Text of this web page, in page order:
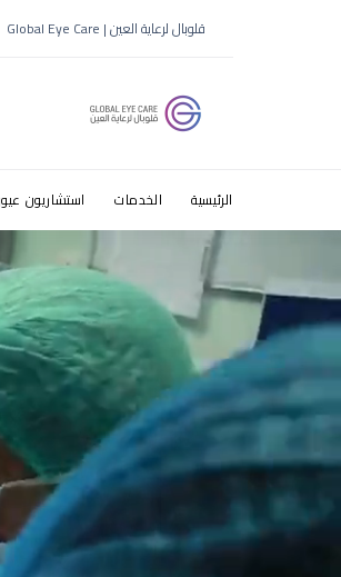
طبيب
قلوبال لرعاية العين | Global Eye Care
الرئيسية الخدمات استشاريون